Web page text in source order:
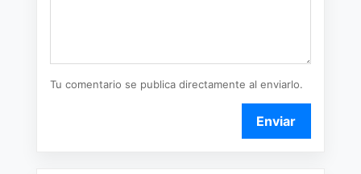
Tu comentario se publica directamente al enviarlo.
Enviar